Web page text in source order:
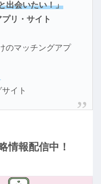
出会いたい！」
リ・サイト
のマッチングアプ
イト
情報配信中！